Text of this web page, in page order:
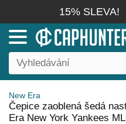
15% SLEVA!
New Era
Čepice zaoblená šedá
Era New York Yankees